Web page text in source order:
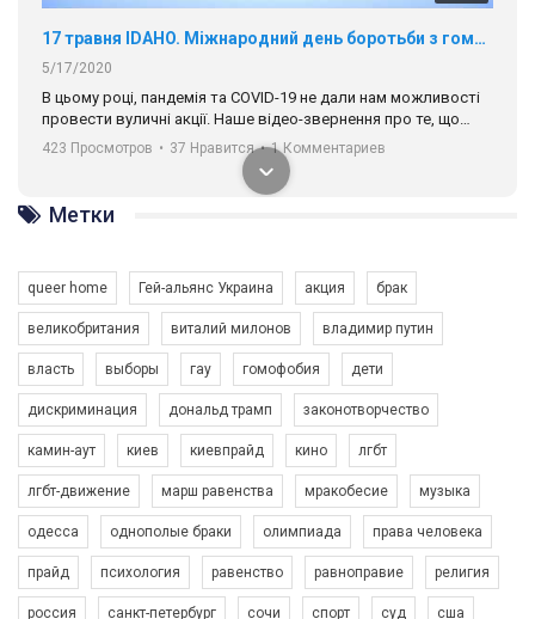
17 травня IDAHO. Міжнародний день боротьби з гомофобією трансфобією і біфобія.
5/17/2020
В цьому році, пандемія та COVІD-19 не дали нам можливості
провести вуличні акції. Наше відео-звернення про те, що
навіть коли ми у різних містах та не можемо зустрінеться, ми
разом. Ми закликаємо всіх хто поділяє цінності рівності та
солідарності, приєднатися до нас. Регіональні підрозділи
ГАУ є в 16 областях України.
Разом наш голос лунає гучніше!
423 Просмотров • 37 Нравится • 1 Комментариев
Зупинимо насильство проти ЛГБТ в Україні! Stop violence against LGBT in Ukraine!
6/30/2017
Емоційний та вражаючий промо-ролік на конкурс PACT, який
представляє програму "Гей-альянс Україна" з протидії
насильству проти ЛГБТ в Україні.
1.9K Просмотров • 226 Нравится • 5 Комментариев
Метки
queer home Гей-альянс Украина акция брак
великобритания виталий милонов владимир путин
власть выборы гау гомофобия дети
дискриминация дональд трамп законотворчество
камин-аут киев киевпрайд кино лгбт
лгбт-движение марш равенства мракобесие музыка
одесса однополые браки олимпиада права человека
прайд психология равенство равноправие религия
россия санкт-петербург сочи спорт суд сша